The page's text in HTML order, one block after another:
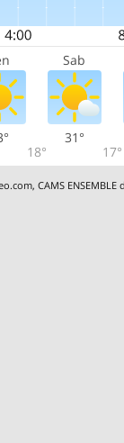
Sab
18°
31°
17°
,CAMS